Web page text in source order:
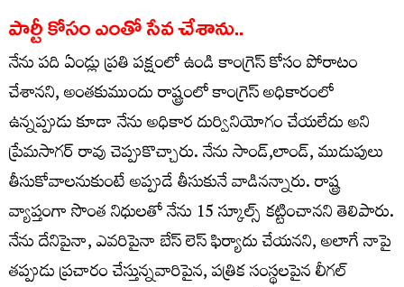
పార్టీ కోసం ఎంతో సేవ చేశాను..
నేను పది ఏండ్లు ప్రతి పక్షంలో ఉండి కాంగ్రెస్ కోసం పోరాటం
చేశానని, అంతకుముందు రాష్ట్రంలో కాంగ్రెస్ అధికారంలో
ఉన్నప్పుడు కూడా నేను అధికార దుర్వినియోగం చేయలేదు అని
ప్రేమసాగర్ రావు చెప్పుకొచ్చారు. నేను సాండ్,లాండ్, ముడుపులు
తీసుకోవాలనుకుంటే అప్పుడే తీసుకునే వాడినన్నారు. రాష్ట్ర
వ్యాప్తంగా సొంత నిధులతో నేను 15 స్కూల్స్ కట్టించానని తెలిపారు.
నేను దేనిపైనా, ఎవరిపైనా బేస్ లెస్ ఫిర్యాదు చేయనని, అలాగే నాపై
తప్పుడు ప్రచారం చేస్తున్నవారిపైన, పత్రిక సంస్థలపైన లీగల్